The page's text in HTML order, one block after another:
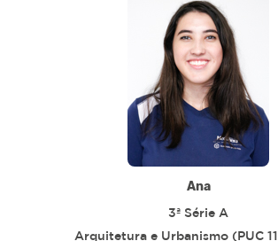
Ana
3ª Série A
Arquitetura e Urbanismo (PUC